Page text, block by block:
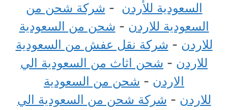
السعودية للأردن - شركة شحن من
السعودية للاردن - شحن من السعودية
للاردن - شركة نقل عفش من السعودية
للاردن - شحن اثاث من السعودية الي
الاردن - شحن من السعودية
للاردن - شركة شحن من السعودية الي